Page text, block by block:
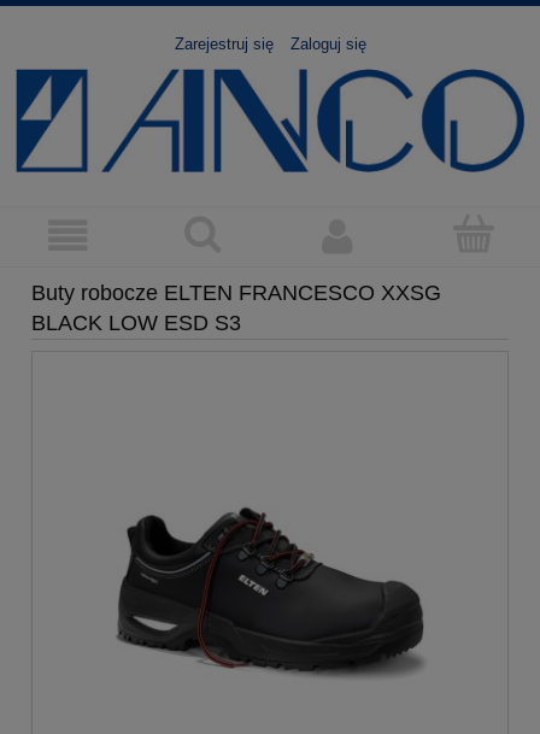
Zarejestruj się Zaloguj się
Buty robocze ELTEN FRANCESCO XXSG
BLACK LOW ESD S3